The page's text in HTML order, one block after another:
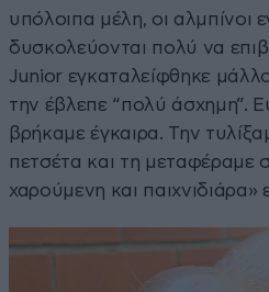
υπόλοιπα μέλη, οι αλμπίνοι
δυσκολεύονται πολύ να
Junior εγκαταλείφθηκε
την έβλεπε “πολύ άσχημη”.
βρήκαμε έγκαιρα. Την
πετσέτα και τη μεταφέραμε
χαρούμενη και παιχνιδιάρα»